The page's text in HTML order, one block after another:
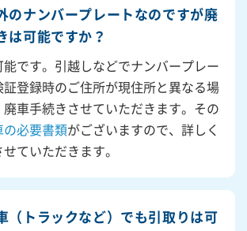
のナンバープレートなのですが廃
は可能ですか？
能です。引越しなどでナンバープレー
証登録時のご住所が現住所と異なる場
車手続きさせていただきます。その
の必要書類がございますので、詳しく
ていただきます。
（トラックなど）でも引取りは可